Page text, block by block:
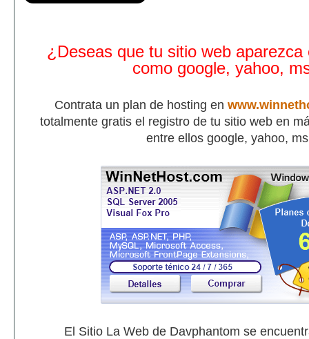
¿Deseas que tu sitio web aparezca
como google, yahoo,
Contrata un plan de hosting en
totalmente gratis el registro de tu sitio web en
entre ellos google, yahoo,
El Sitio La Web de Davphantom se